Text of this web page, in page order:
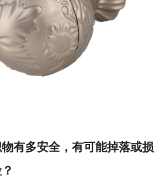
有多安全，有可能掉落或损